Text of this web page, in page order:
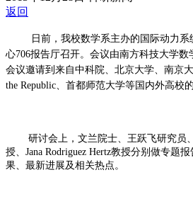
返回
日前，我校数学系主办的国际动力系
心706报告厅召开。会议由南方科技大学数
会议邀请到来自中科院、北京大学、南京
the Republic、首都师范大学等国内外高校
研讨会上，文兰院士、王跃飞研究员、
授、Jana Rodriguez Hertz教授分别做专题
果、最新进展及相关热点。